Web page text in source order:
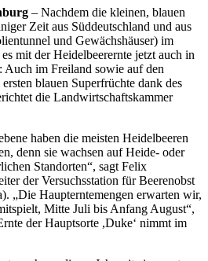
– Nachdem die kleinen, blauen
Zeit aus Süddeutschland und aus
und Gewächshäuser) im
mit der Heidelbeerernte jetzt auch in
im Freiland sowie auf den
blauen Superfrüchte dank des
die Landwirtschaftskammer
haben die meisten Heidelbeeren
denn sie wachsen auf Heide- oder
Standorten“, sagt Felix
der Versuchsstation für Beerenobst
„Die Haupterntemengen erwarten wir,
Mitte Juli bis Anfang August“,
der Hauptsorte ,Dukeʻ nimmt im